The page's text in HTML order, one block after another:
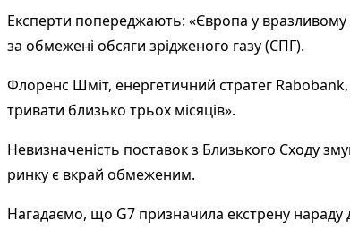
Експерти попереджають: «Європа у вразливому
за обмежені обсяги зрідженого газу (СПГ).
Флоренс Шміт, енергетичний стратег
тривати близько трьох місяців».
Невизначеність поставок з Близького Сходу
ринку є вкрай обмеженим.
Нагадаємо, що G7 призначила екстрену нараду